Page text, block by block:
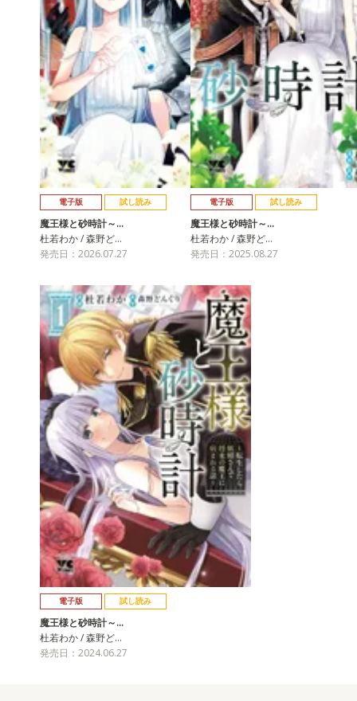
電子版 試し読み
魔王様と砂時計～…
杜若わか / 森野ど…
発売日：2026.07.27
電子版 試し読み
魔王様と砂時計～…
杜若わか / 森野ど…
発売日：2025.08.27
電子版 試し読み
魔王様と砂時計～…
杜若わか / 森野ど…
発売日：2024.06.27